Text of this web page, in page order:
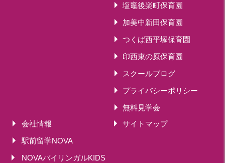
塩竈後楽町保育園
加美中新田保育園
つくば西平塚保育園
印西東の原保育園
スクールブログ
プライバシーポリシー
無料見学会
会社情報
サイトマップ
駅前留学NOVA
NOVAバイリンガルKIDS